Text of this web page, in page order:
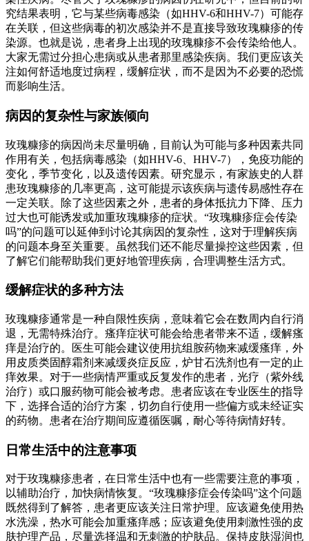
究结果表明，它与某些病毒感染（如HHV-6和HHV-7）可能存
在关联，但这些病毒的初次感染并不是直接导致玫瑰糠疹的传
染源。也就是说，患者身上出现的玫瑰糠疹不会传染给他人。
大家无需过分担心患病或从患者那里感染疾病。我们更应该关
注如何舒适地度过病程，缓解症状，而不是因为不必要的恐慌
而影响生活。
病因的复杂性与家族倾向
玫瑰糠疹的病因尚未尽量明确，目前认为可能与多种因素共同
作用有关，包括病毒感染（如HHV-6、HHV-7），免疫功能的
变化，季节变化，以及遗传因素。研究显示，有家族史的人群
患玫瑰糠疹的几率更高，这可能提示该疾病与遗传易感性存在
一定关联。除了这些因素之外，患者的身体抵抗力下降、压力
过大也可能诱发或加重玫瑰糠疹的症状。“玫瑰糠疹症会传染
吗”的问题可以延伸到讨论其病因的复杂性，这对于理解疾病
的问题本身至关重要。虽然我们还不能尽量操控这些因素，但
了解它们能帮助我们更好地管理疾病，合理调整生活方式。
缓解症状的多种方法
玫瑰糠疹通常是一种自限性疾病，意味着它会在数周内自行消
退，无需特殊治疗。瘙痒症状可能会给患者带来不适，缓解瘙
痒是治疗的。医生可能会建议使用抗组胺药物来减缓瘙痒，外
用皮质类固醇霜剂来减缓炎症反应，炉甘石洗剂也有一定的止
痒效果。对于一些病情严重或反复发作的患者，光疗（紫外线
治疗）或口服药物可能会被考虑。患者应该在专业医生的指导
下，选择合适的治疗方案，切勿自行使用一些偏方或未经证实
的药物。患者在治疗期间应遵循医嘱，耐心等待病情好转。
日常生活中的注意事项
对于玫瑰糠疹患者，在日常生活中也有一些需要注意的事项，
以辅助治疗，加快病情恢复。“玫瑰糠疹症会传染吗”这个问题
既然得到了解答，患者更应该关注日常护理。应该避免使用热
水洗澡，热水可能会加重瘙痒感；应该避免使用刺激性强的皮
肤护理产品，尽量选择温和无刺激的护肤品。保持皮肤湿润也